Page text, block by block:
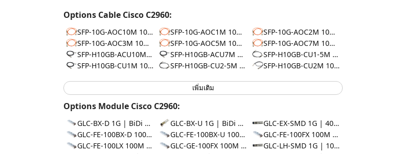
Options Cable Cisco C2960:
SFP-10G-AOC10M 10G | AOC 10m SFP-10G-AOC1M 10G | AOC 1m
SFP-10G-AOC2M 10G | AOC 2m
SFP-10G-AOC3M 10G | AOC 3m
SFP-10G-AOC5M 10G | AOC 5m
SFP-10G-AOC7M 10G | AOC 7m
SFP-H10GB-ACU10M 10G | DAC 10m
SFP-H10GB-ACU7M 10G | DAC 7m
SFP-H10GB-CU1-5M 10G | DAC 1.5m
SFP-H10GB-CU1M 10G | DAC 1m
SFP-H10GB-CU2-5M 10G | DAC 2.5m SFP-H10GB-CU2M 10G | DAC 2m
เพิ่มเติม
Options Module Cisco C2960:
GLC-BX-D 1G | BiDi 10km GLC-BX-U 1G | BiDi 10km
GLC-EX-SMD 1G | 40km
GLC-FE-100BX-D 100M | BiDi 10km
GLC-FE-100BX-U 100M | BiDi 10km
GLC-FE-100FX 100M | 2km
GLC-FE-100LX 100M | 10km
GLC-GE-100FX 100M | 2km
GLC-LH-SMD 1G | 10km